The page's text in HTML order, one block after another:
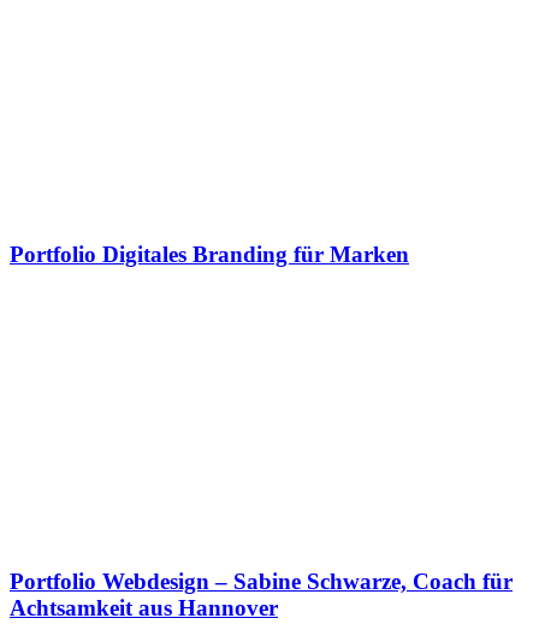
Portfolio Digitales Branding für Marken
Portfolio Webdesign – Sabine Schwarze, Coach für
Achtsamkeit aus Hannover